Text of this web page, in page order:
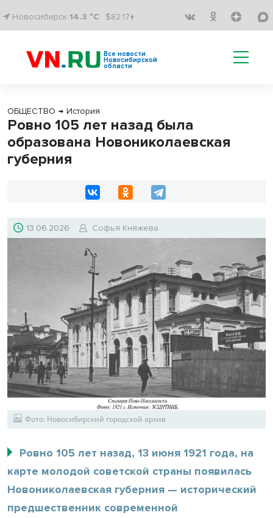
Новосибирск 14.3 °C $82.17↑
Все новости
Новосибирской
области
ОБЩЕСТВО → История
Ровно 105 лет назад была
образована Новониколаевская
губерния
13.06.2026 Софья Княжева
Фото: Новосибирский городской архив
Ровно 105 лет назад, 13 июня 1921 года, на
карте молодой советской страны появилась
Новониколаевская губерния — исторический
предшественник современной